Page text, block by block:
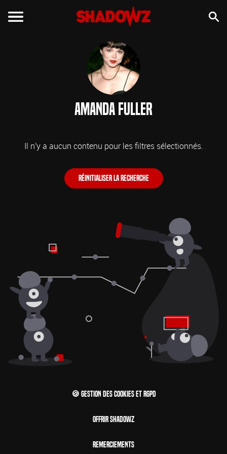
Amanda Fuller
Il n'y a aucun contenu pour les filtres sélectionnés.
Réinitialiser la recherche
🍪 Gestion des cookies et RGPD
Offrir Shadowz
Remerciements